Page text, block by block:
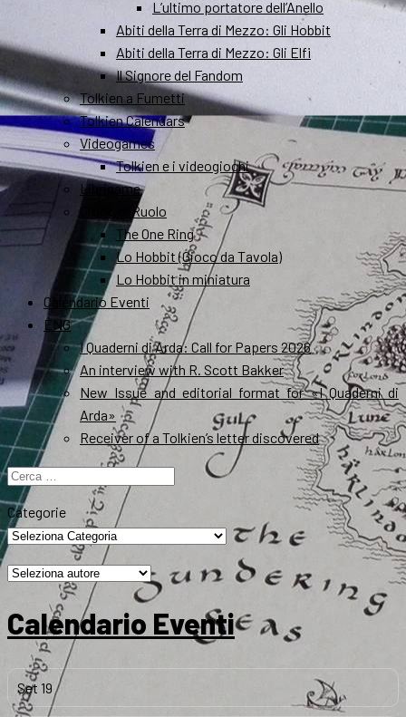
L’ultimo portatore dell’Anello
Abiti della Terra di Mezzo: Gli Hobbit
Abiti della Terra di Mezzo: Gli Elfi
Il Signore del Fandom
Tolkien a Fumetti
Tolkien Calendars
Videogames
Tolkien e i videogiochi
Librigame
Gioco di Ruolo
The One Ring
Lo Hobbit (Gioco da Tavola)
Lo Hobbit in miniatura
Calendario Eventi
ENG
I Quaderni di Arda: Call for Papers 2026
An interview with R. Scott Bakker
New Issue and editorial format for «I Quaderni di
Arda»
Receiver of a Tolkien’s letter discovered
Ricerca
per:
Categorie
Calendario Eventi
Set 19